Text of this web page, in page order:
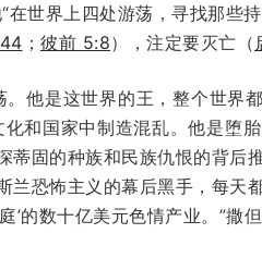
在世界上四处游荡，寻找那些
； 彼前 5:8），注定要灭亡（
他是这世界的王，整个世界
和国家中制造混乱。他是堕
蒂固的种族和民族仇恨的背后
兰恐怖主义的幕后黑手，每
的数十亿美元色情产业。”撒